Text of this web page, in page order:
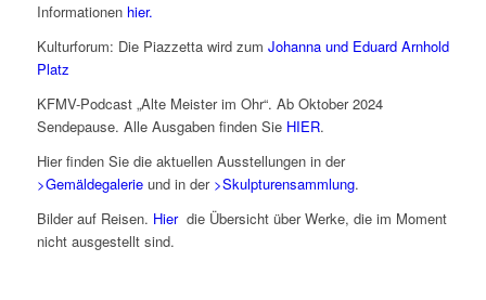
Informationen hier.
Kulturforum: Die Piazzetta wird zum Johanna und Eduard Arnhold
Platz
KFMV-Podcast „Alte Meister im Ohr“. Ab Oktober 2024
Sendepause. Alle Ausgaben finden Sie HIER.
Hier finden Sie die aktuellen Ausstellungen in der
>Gemäldegalerieund in der >Skulpturensammlung.
Bilder auf Reisen. Hier die Übersicht über Werke, die im Moment
nicht ausgestellt sind.